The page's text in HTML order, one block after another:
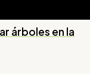
árboles en la